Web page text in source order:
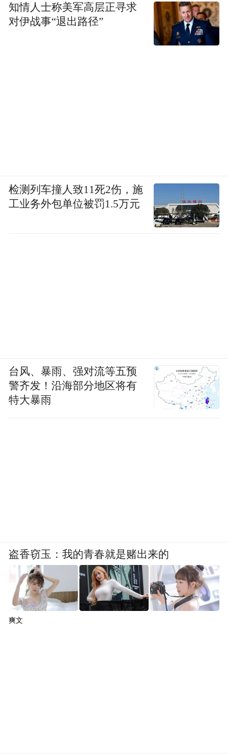
知情人士称美军高层正寻求
对伊战事“退出路径”
检测列车撞人致11死2伤，施
工业务外包单位被罚1.5万元
台风、暴雨、强对流等五预
警齐发！沿海部分地区将有
特大暴雨
盗香窃玉：我的青春就是赌出来的
爽文